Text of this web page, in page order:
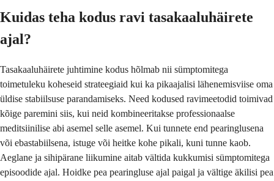
Kuidas teha kodus ravi tasakaaluhäirete
ajal?
Tasakaaluhäirete juhtimine kodus hõlmab nii sümptomitega
toimetuleku koheseid strateegiaid kui ka pikaajalisi lähenemisviise oma
üldise stabiilsuse parandamiseks. Need kodused ravimeetodid toimivad
kõige paremini siis, kui neid kombineeritakse professionaalse
meditsiinilise abi asemel selle asemel. Kui tunnete end pearinglusena
või ebastabiilsena, istuge või heitke kohe pikali, kuni tunne kaob.
Aeglane ja sihipärane liikumine aitab vältida kukkumisi sümptomitega
episoodide ajal. Hoidke pea pearingluse ajal paigal ja vältige äkilisi pea